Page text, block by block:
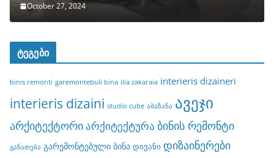
October 27, 2024
ტეგები
binis remonti garemontebuli bina ilia zakaraia interieris dizaineri
interieris dizaini studio cube აბაზანა ავეჯი
არქიტექტორიარქიტექტურა ბინის რემონტი
განათება გარემონტებული ბინა დივანი დიზაინერები